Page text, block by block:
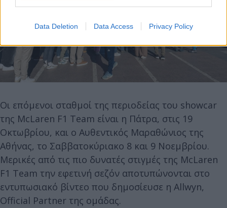
Data Deletion Data Access Privacy Policy
Οι επόμενοι σταθμοί της περιοδείας του showcar
της McLaren F1 Team είναι η Πάτρα, στις 19
Οκτωβρίου, και ο Αυθεντικός Μαραθώνιος της
Αθήνας, το Σαββατοκύριακο 8 και 9 Νοεμβρίου.
Μερικές από τις πιο δυνατές στιγμές της McLaren
F1 Team την εφετινή σεζόν αποτυπώνονται στο
εντυπωσιακό βίντεο που δημοσίευσε η Allwyn,
Official Partner της ομάδας.